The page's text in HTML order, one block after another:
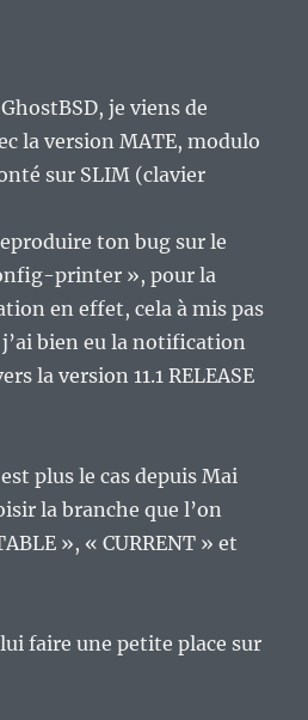
je viens de
la version MATE, modulo
sur SLIM (clavier
ton bug sur le
printer », pour la
en effet, cela à mis pas
bien eu la notification
la version 11.1 RELEASE
plus le cas depuis Mai
la branche que l’on
», « CURRENT » et
lui faire une petite place sur